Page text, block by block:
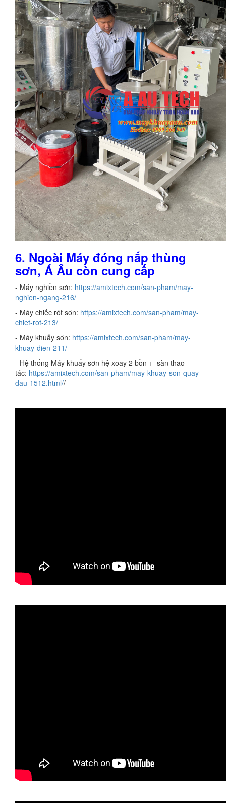
6. Ngoài Máy đóng nắp thùng
sơn, Á Âu còn cung cấp
- Máy nghiền sơn: https://amixtech.com/san-pham/may-
nghien-ngang-216/
- Máy chiếc rót sơn: https://amixtech.com/san-pham/may-
chiet-rot-213/
- Máy khuấy sơn: https://amixtech.com/san-pham/may-
khuay-dien-211/
- Hệ thống Máy khuấy sơn hệ xoay 2 bồn + sàn thao
tác: https://amixtech.com/san-pham/may-khuay-son-quay-
dau-1512.html//